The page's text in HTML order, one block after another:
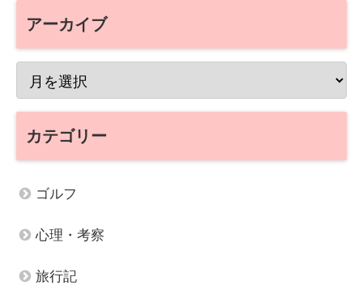
アーカイブ
カテゴリー
ゴルフ
心理・考察
旅行記